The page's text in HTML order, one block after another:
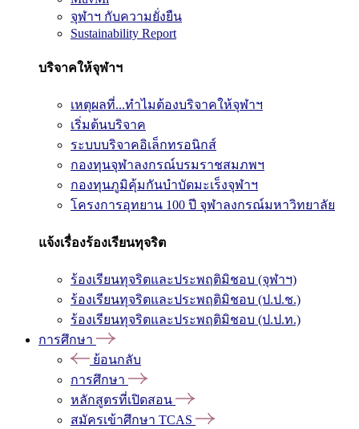
จุฬาฯ กับความยั่งยืน
Sustainability Report
บริจาคให้จุฬาฯ
เหตุผลที่...ทำไมต้องบริจาคให้จุฬาฯ
เริ่มต้นบริจาค
ระบบบริจาคอิเล็กทรอนิกส์
กองทุนจุฬาลงกรณ์บรมราชสมภพฯ
กองทุนภูมิคุ้มกันบำบัดมะเร็งจุฬาฯ
โครงการอุทยาน 100 ปี จุฬาลงกรณ์มหาวิทยาลัย
แจ้งเรื่องร้องเรียนทุจริต
ร้องเรียนทุจริตและประพฤติมิชอบ (จุฬาฯ)
ร้องเรียนทุจริตและประพฤติมิชอบ (ป.ป.ช.)
ร้องเรียนทุจริตและประพฤติมิชอบ (ป.ป.ท.)
การศึกษา
ย้อนกลับ
การศึกษา
หลักสูตรที่เปิดสอน
สมัครเข้าศึกษา TCAS